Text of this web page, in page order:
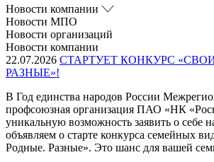
Новости компании
Новости МПО
Новости организаций
Новости компании
22.07.2026 СТАРТУЕТ КОНКУРС
РАЗНЫЕ»!
В Год единства народов России
профсоюзная организация ПАО «НК
уникальную возможность заявить о себе
объявляем о старте конкурса семейных
Родные. Разные». Это шанс для вашей